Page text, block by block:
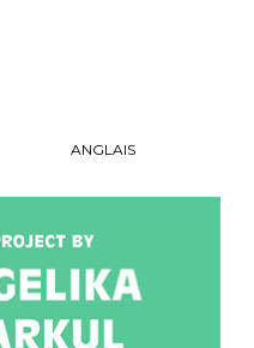
ANGLAIS